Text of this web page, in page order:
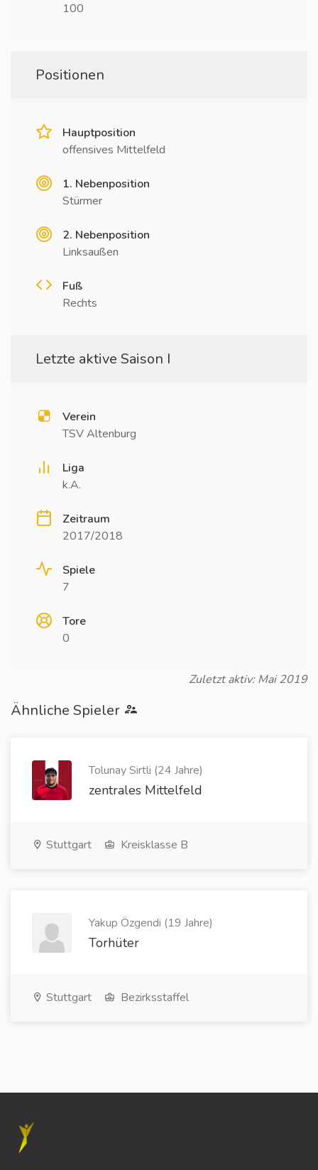
100
Positionen
Hauptposition
offensives Mittelfeld
1. Nebenposition
Stürmer
2. Nebenposition
Linksaußen
Fuß
Rechts
Letzte aktive Saison I
Verein
TSV Altenburg
Liga
k.A.
Zeitraum
2017/2018
Spiele
7
Tore
0
Zuletzt aktiv: Mai 2019
Ähnliche Spieler
Tolunay Sirtli (24 Jahre)
zentrales Mittelfeld
Stuttgart Kreisklasse B
Yakup Özgendi (19 Jahre)
Torhüter
Stuttgart Bezirksstaffel